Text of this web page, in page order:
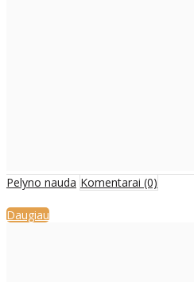
Pelyno nauda Komentarai (0)
Daugiau